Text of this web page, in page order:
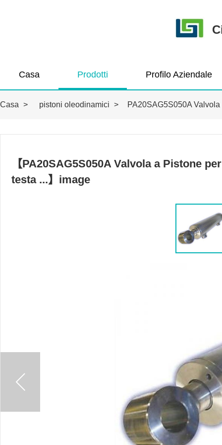
Casa Prodotti Profilo Aziendale
Casa > pistoni oleodinamici > PA20SAG5S050A
【PA20SAG5S050A Valvola a Pistone
testa ...】image